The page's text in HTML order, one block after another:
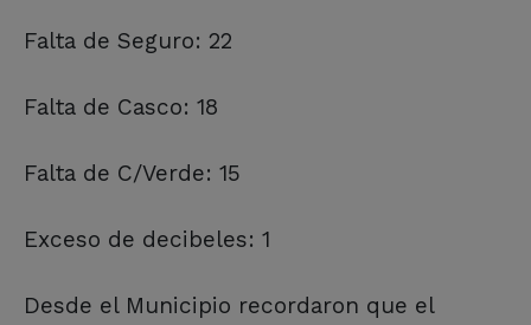
Falta de Seguro: 22
Falta de Casco: 18
Falta de C/Verde: 15
Exceso de decibeles: 1
Desde el Municipio recordaron que el